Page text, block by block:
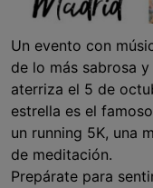
Un evento con
de lo más sabrosa
aterriza el 5 de
estrella es el
un running 5K, una
de meditación.
Prepárate para